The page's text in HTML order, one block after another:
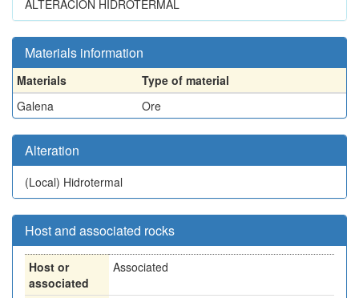
ALTERACION HIDROTERMAL
Materials information
Materials
Type of material
Galena
Ore
Alteration
(Local) Hidrotermal
Host and associated rocks
Host or
associated
Associated